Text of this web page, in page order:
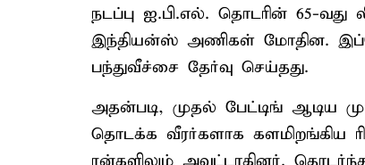
நடப்பு ஐ.பி.எல். தொடரின் 65-
இந்தியன்ஸ் அணிகள் மோதின.
பந்துவீச்சை தேர்வு செய்தது.
அதன்படி, முதல் பேட்டிங் ஆடிய
தொடக்க வீரர்களாக களமிறங்கிய